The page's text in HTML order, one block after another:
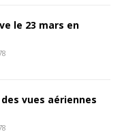
le 23 mars en
vues aériennes